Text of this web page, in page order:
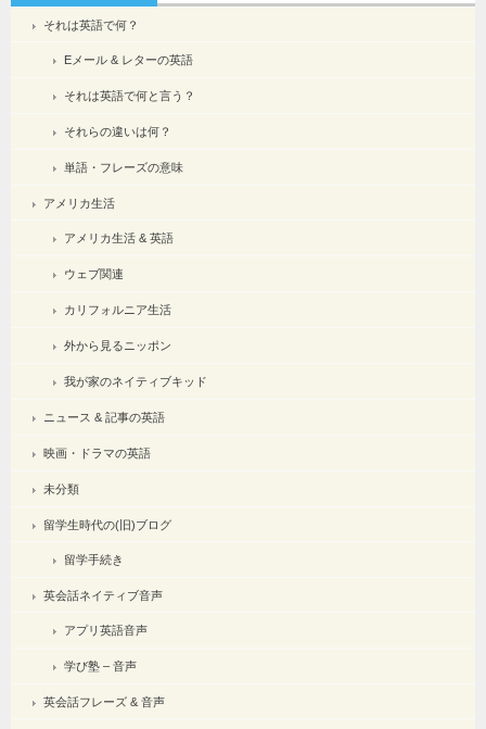
それは英語で何？
Eメール & レターの英語
それは英語で何と言う？
それらの違いは何？
単語・フレーズの意味
アメリカ生活
アメリカ生活 & 英語
ウェブ関連
カリフォルニア生活
外から見るニッポン
我が家のネイティブキッド
ニュース & 記事の英語
映画・ドラマの英語
未分類
留学生時代の(旧)ブログ
留学手続き
英会話ネイティブ音声
アプリ英語音声
学び塾 – 音声
英会話フレーズ & 音声